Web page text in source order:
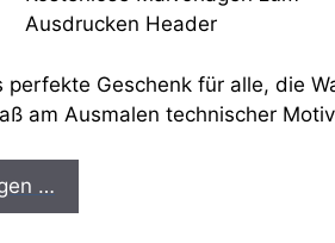
perfekte Geschenk für alle, die
am Ausmalen technischer
…